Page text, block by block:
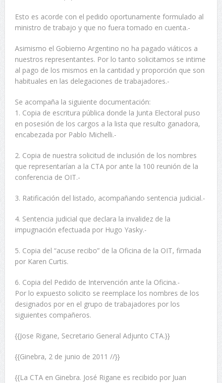
Esto es acorde con el pedido oportunamente formulado al
ministro de trabajo y que no fuera tomado en cuenta.-
Asimismo el Gobierno Argentino no ha pagado viáticos a
nuestros representantes. Por lo tanto solicitamos se intime
al pago de los mismos en la cantidad y proporción que son
habituales en las delegaciones de trabajadores.-
Se acompaña la siguiente documentación:
1. Copia de escritura pública donde la Junta Electoral puso
en posesión de los cargos a la lista que resulto ganadora,
encabezada por Pablo Michelli.-
2. Copia de nuestra solicitud de inclusión de los nombres
que representarían a la CTA por ante la 100 reunión de la
conferencia de OIT.-
3. Ratificación del listado, acompañando sentencia judicial.-
4. Sentencia judicial que declara la invalidez de la
impugnación efectuada por Hugo Yasky.-
5. Copia del “acuse recibo” de la Oficina de la OIT, firmada
por Karen Curtis.
6. Copia del Pedido de Intervención ante la Oficina.-
Por lo expuesto solicito se reemplace los nombres de los
designados por en el grupo de trabajadores por los
siguientes compañeros.
{{Jose Rigane, Secretario General Adjunto CTA.}}
{{Ginebra, 2 de junio de 2011 //}}
{{La CTA en Ginebra. José Rigane es recibido por Juan